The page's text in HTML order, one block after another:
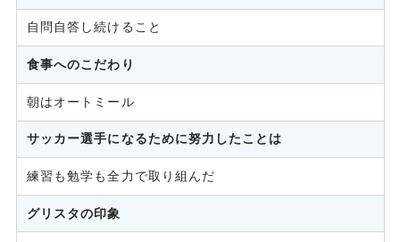
自問自答し続けること
食事へのこだわり
朝はオートミール
サッカー選手になるために努力したことは
練習も勉学も全力で取り組んだ
グリスタの印象